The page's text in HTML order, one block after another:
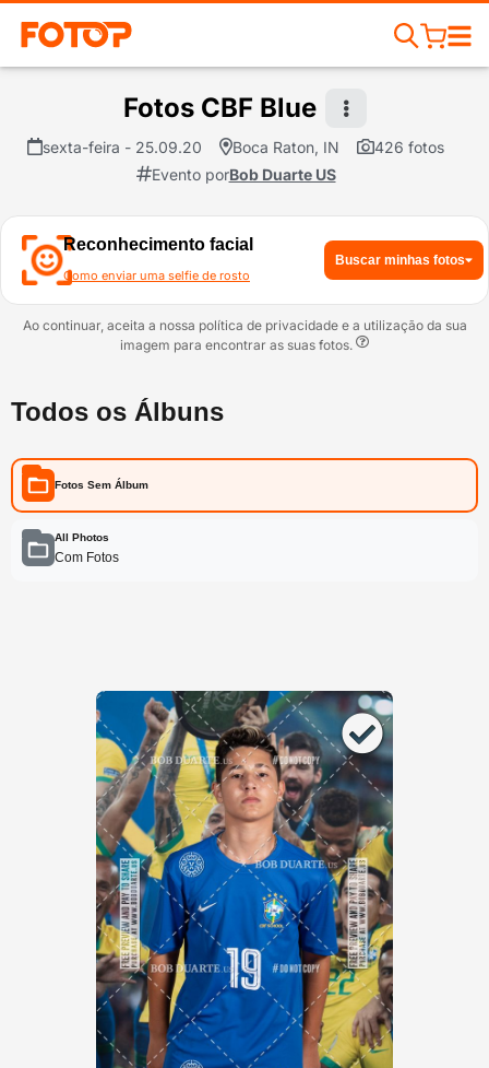
Fotos CBF Blue
sexta-feira - 25.09.20 Boca Raton, IN
426 fotos
Evento porBob Duarte US
Reconhecimento facial
Como enviar uma selfie de rosto
Buscar minhas fotos
Ao continuar, aceita a nossa política de privacidade e a utilização da sua
imagem para encontrar as suas fotos.
Todos os Álbuns
Fotos Sem Álbum
All Photos
Com Fotos